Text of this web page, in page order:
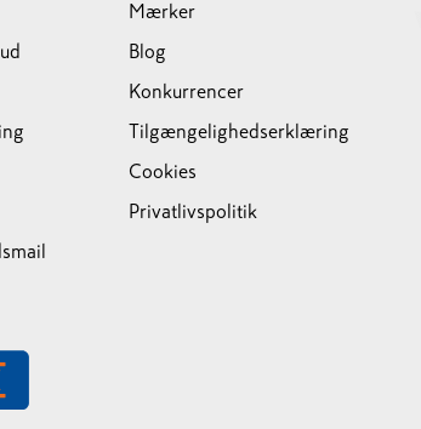
Mærker
Blog
Konkurrencer
Tilgængelighedserklæring
Cookies
Privatlivspolitik